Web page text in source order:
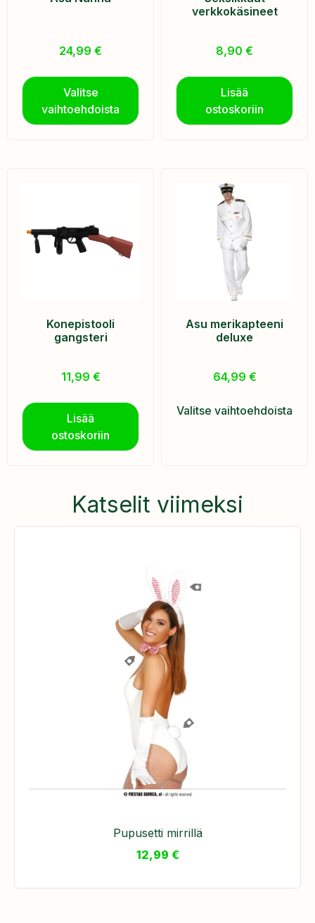
24,99 €
Valitse
vaihtoehdoista
verkkokäsineet
8,90 €
Lisää
ostoskoriin
Konepistooli
gangsteri
11,99 €
Lisää
ostoskoriin
Asu merikapteeni
deluxe
64,99 €
Valitse vaihtoehdoista
Katselit viimeksi
Pupusetti mirrillä
12,99 €